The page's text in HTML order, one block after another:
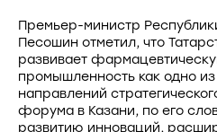
Премьер-министр
Песошин отметил, что
развивает
промышленность как одно
направлений
форума в Казани, по его
развитию инноваций,